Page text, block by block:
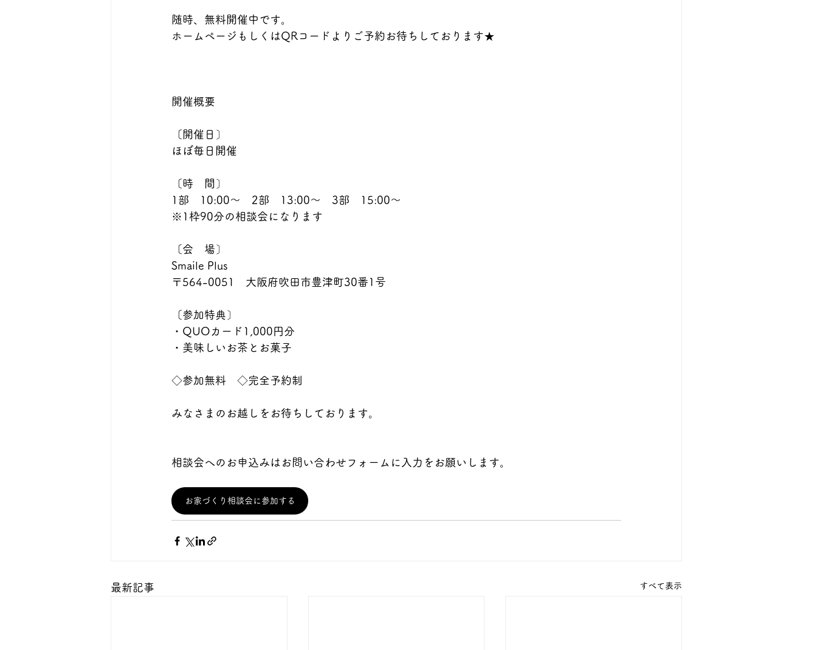
随時、無料開催中です。
ホームページもしくはQRコードよりご予約お待ちしております★
開催概要
〔開催日〕
ほぼ毎日開催
〔時　間〕
1部　10:00〜　2部　13:00〜　3部　15:00〜
※1枠90分の相談会になります
〔会　場〕
Smaile Plus
〒564-0051　大阪府吹田市豊津町30番1号
〔参加特典〕
・QUOカード1,000円分
・美味しいお茶とお菓子
◇参加無料　◇完全予約制
みなさまのお越しをお待ちしております。
相談会へのお申込みはお問い合わせフォームに入力をお願いします。
お家づくり相談会に参加する
最新記事 すべて表示